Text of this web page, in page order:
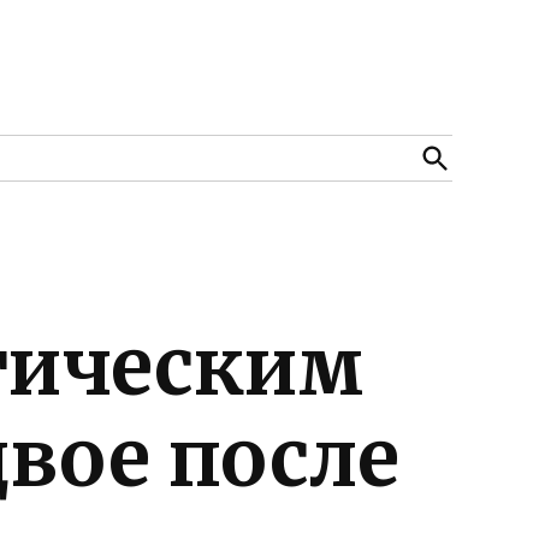
Open
Search
после